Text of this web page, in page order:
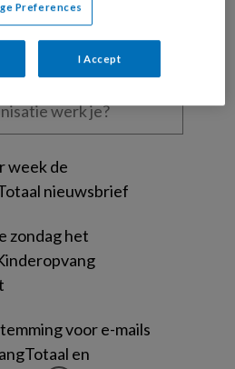
week de
nieuwsbrief
zondag het
voor e-mails
en
Preferences
I Accept